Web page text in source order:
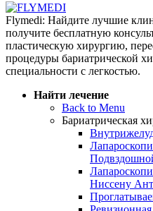
Flymedi: Найдите лучшие
получите бесплатную
пластическую хирургию,
процедуры бариатрической
специальности с легкостью.
Найти лечение
Back to Menu
Бариатрическая
Ниссену